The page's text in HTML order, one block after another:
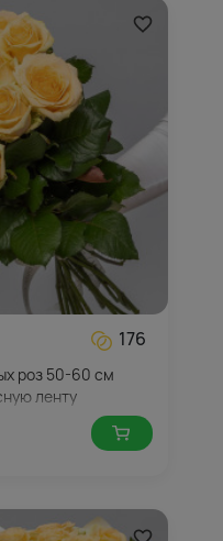
176
роз 50-60 см
ленту